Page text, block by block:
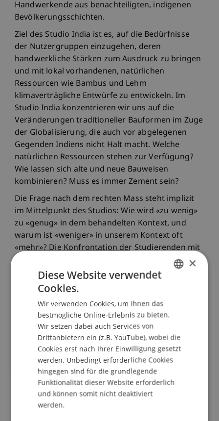
Handwerkende aus benachteiligten, indigenen
Bevölkerungsschichten.
Ziel des Studio India ist es, auf die Bedürfnisse
der Nutzergruppen einzugehen, deren
handwerkliche Stärken zum Ausdruck zu bringen
und mit lokal vorhandenen, natürlichen
Ressourcen wie Bambus und Lehm
klimaverträgliche Entwürfe zu entwickeln. Im
Studio India konzentrieren wir uns auf die
Veränderungen traditioneller Bauformen im Zuge
der Globalisierung, die auch vor abgelegenen
Gegenden Indiens nicht Halt macht. Welche
natürlichen Ressourcen stehen zur Verfügung?
Wie lassen sich alte und neue Bauweisen
kombinieren? Muss es immer Zement sein?
Die Frage nach dem rechten Mass steht implizit
im Mittelpunkt des Studios: Wie wird «zu wenig»
zu «genug» in dem behandelten Kontext, und
warum ist «weniger» in unserem Kontext oft
«mehr»? Die Konfrontation der Studierenden mit
einer benachteiligten Nutzergruppe aus einer
anderen Kultur fordert sie heraus, sich einem
Entwurf mit grösserer Sensibilität und Empathie
Die Auseinandersetzung mit einem fremden
Kontext fordert die Studierenden heraus, sich mit
einer neuen Kultur auseinanderzusetzen und sich
dabei ihrer eigenen Herkunft und Privilegien
bewusster zu werden. Es handelt sich dabei
keineswegs um einen Wissenstransfer vom
Globalen Norden in den Globalen Süden, sondern
vielmehr um eine bilaterale Wissensproduktion,
×
Diese Website verwendet
Cookies.
Wir verwenden Cookies, um Ihnen das
bestmögliche Online-Erlebnis zu bieten.
Wir setzen dabei auch Services von
Drittanbietern ein (z.B. YouTube), wobei die
Cookies erst nach Ihrer Einwilligung gesetzt
werden. Unbedingt erforderliche Cookies
hingegen sind für die grundlegende
Funktionalität dieser Website erforderlich
und können somit nicht deaktiviert
werden.